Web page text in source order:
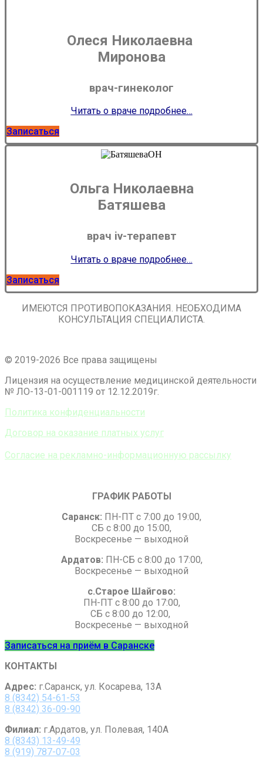
Олеся Николаевна
Миронова
врач-гинеколог
Читать о враче подробнее…
Записаться
Ольга Николаевна
Батяшева
врач iv-терапевт
Читать о враче подробнее…
Записаться
ИМЕЮТСЯ ПРОТИВОПОКАЗАНИЯ. НЕОБХОДИМА
КОНСУЛЬТАЦИЯ СПЕЦИАЛИСТА.
© 2019-2026 Все права защищены
Лицензия на осуществление медицинской деятельности
№ ЛО-13-01-001119 от 12.12.2019г.
Политика конфиденциальности
Договор на оказание платных услуг
Согласие на рекламно-информационную рассылку
ГРАФИК РАБОТЫ
Саранск: ПН-ПТ с 7:00 до 19:00,
СБ с 8:00 до 15:00,
Воскресенье — выходной
Ардатов: ПН-СБ с 8:00 до 17:00,
Воскресенье — выходной
с.Старое Шайгово:
ПН-ПТ с 8:00 до 17:00,
СБ с 8:00 до 12:00,
Воскресенье — выходной
Записаться на приём в Саранске
КОНТАКТЫ
Адрес: г.Саранск, ул. Косарева, 13А
8 (8342) 54-61-53
8 (8342) 36-09-90
Филиал: г.Ардатов, ул. Полевая, 140А
8 (8343) 13-49-49
8 (919) 787-07-03